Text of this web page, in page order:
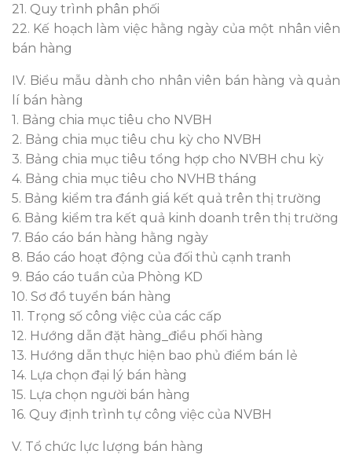
21. Quy trình phân phối
22. Kế hoạch làm việc hằng ngày của một nhân viên
bán hàng
IV. Biểu mẫu dành cho nhân viên bán hàng và quản
lí bán hàng
1. Bảng chia mục tiêu cho NVBH
2. Bảng chia mục tiêu chu kỳ cho NVBH
3. Bảng chia mục tiêu tổng hợp cho NVBH chu kỳ
4. Bảng chia mục tiêu cho NVHB tháng
5. Bảng kiểm tra đánh giá kết quả trên thị trường
6. Bảng kiểm tra kết quả kinh doanh trên thị trường
7. Báo cáo bán hàng hằng ngày
8. Báo cáo hoạt động của đối thủ cạnh tranh
9. Báo cáo tuần của Phòng KD
10. Sơ đồ tuyển bán hàng
11. Trọng số công việc của các cấp
12. Hướng dẫn đặt hàng_điều phối hàng
13. Hướng dẫn thực hiện bao phủ điểm bán lẻ
14. Lựa chọn đại lý bán hàng
15. Lựa chọn người bán hàng
16. Quy định trình tự công việc của NVBH
V. Tổ chức lực lượng bán hàng